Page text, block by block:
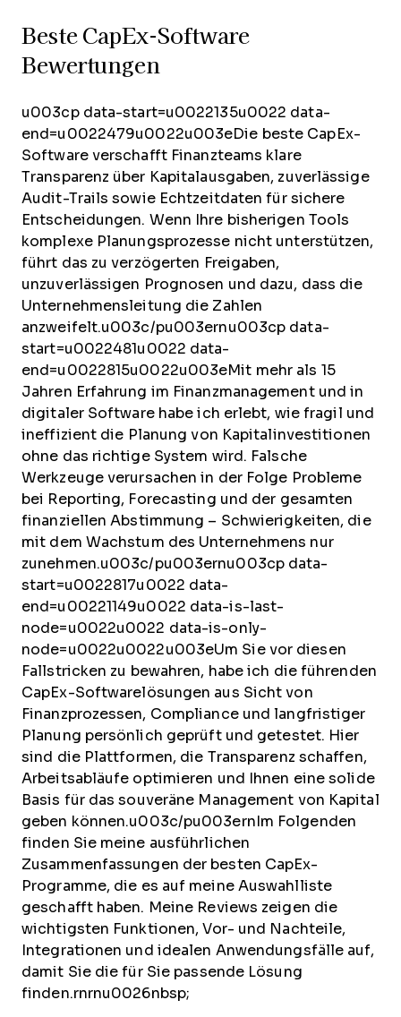
Beste CapEx-Software
Bewertungen
u003cp data-start=u0022135u0022 data-
end=u0022479u0022u003eDie beste CapEx-
Software verschafft Finanzteams klare
Transparenz über Kapitalausgaben, zuverlässige
Audit-Trails sowie Echtzeitdaten für sichere
Entscheidungen. Wenn Ihre bisherigen Tools
komplexe Planungsprozesse nicht unterstützen,
führt das zu verzögerten Freigaben,
unzuverlässigen Prognosen und dazu, dass die
Unternehmensleitung die Zahlen
anzweifelt.u003c/pu003ernu003cp data-
start=u0022481u0022 data-
end=u0022815u0022u003eMit mehr als 15
Jahren Erfahrung im Finanzmanagement und in
digitaler Software habe ich erlebt, wie fragil und
ineffizient die Planung von Kapitalinvestitionen
ohne das richtige System wird. Falsche
Werkzeuge verursachen in der Folge Probleme
bei Reporting, Forecasting und der gesamten
finanziellen Abstimmung – Schwierigkeiten, die
mit dem Wachstum des Unternehmens nur
zunehmen.u003c/pu003ernu003cp data-
start=u0022817u0022 data-
end=u00221149u0022 data-is-last-
node=u0022u0022 data-is-only-
node=u0022u0022u003eUm Sie vor diesen
Fallstricken zu bewahren, habe ich die führenden
CapEx-Softwarelösungen aus Sicht von
Finanzprozessen, Compliance und langfristiger
Planung persönlich geprüft und getestet. Hier
sind die Plattformen, die Transparenz schaffen,
Arbeitsabläufe optimieren und Ihnen eine solide
Basis für das souveräne Management von Kapital
geben können.u003c/pu003ernIm Folgenden
finden Sie meine ausführlichen
Zusammenfassungen der besten CapEx-
Programme, die es auf meine Auswahlliste
geschafft haben. Meine Reviews zeigen die
wichtigsten Funktionen, Vor- und Nachteile,
Integrationen und idealen Anwendungsfälle auf,
damit Sie die für Sie passende Lösung
finden.rnrnu0026nbsp;